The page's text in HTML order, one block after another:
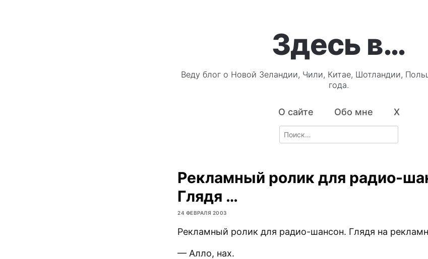
Здесь в…
Веду блог о Новой Зеландии, Чили, Китае, Шотландии,
года.
О сайте Обо мне X
Search
for:
Рекламный ролик для радио-
Глядя …
24 ФЕВРАЛЯ 2003
Рекламный ролик для радио-шансон. Глядя на
— Алло, нах.